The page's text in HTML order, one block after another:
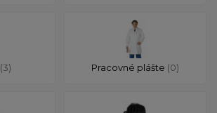
(3) Pracovné plášte (0)